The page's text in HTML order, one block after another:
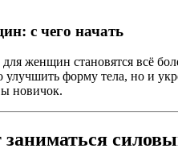
с чего начать
женщин становятся всё
форму тела, но и
новичок.